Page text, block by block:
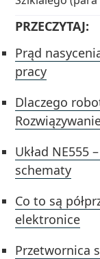
PRZECZYTAJ:
Prąd
pracy
Dlaczego
Układ NE555
schematy
Co to są
elektronice
Przetwornica